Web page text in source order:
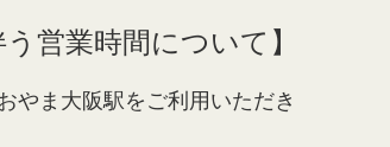
う営業時間について】
やま大阪駅をご利用いただき